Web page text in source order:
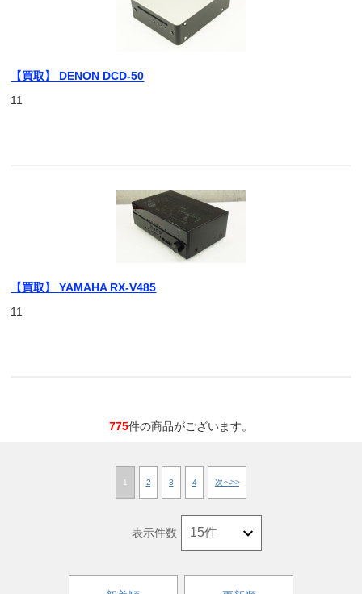
【買取】 DENON DCD-50
11
【買取】 YAMAHA RX-V485
11
775件の商品がございます。
1 2 3 4 次へ>>
表示件数